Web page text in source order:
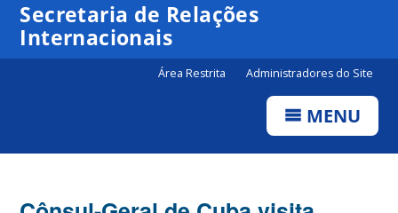
Secretaria de Relações
Internacionais
Área Restrita Administradores do Site
MENU